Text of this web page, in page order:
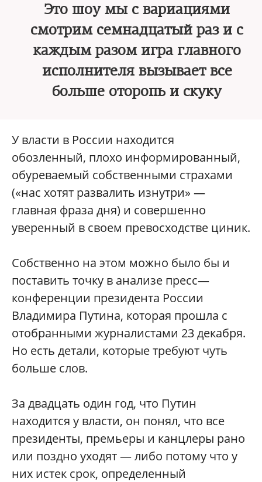
Это шоу мы с вариациями
смотрим семнадцатый раз и с
каждым разом игра главного
исполнителя вызывает все
больше оторопь и скуку
У власти в России находится
обозленный, плохо информированный,
обуреваемый собственными страхами
(«нас хотят развалить изнутри» —
главная фраза дня) и совершенно
уверенный в своем превосходстве циник.
Собственно на этом можно было бы и
поставить точку в анализе пресс—
конференции президента России
Владимира Путина, которая прошла с
отобранными журналистами 23 декабря.
Но есть детали, которые требуют чуть
больше слов.
За двадцать один год, что Путин
находится у власти, он понял, что все
президенты, премьеры и канцлеры рано
или поздно уходят — либо потому что у
них истек срок, определенный